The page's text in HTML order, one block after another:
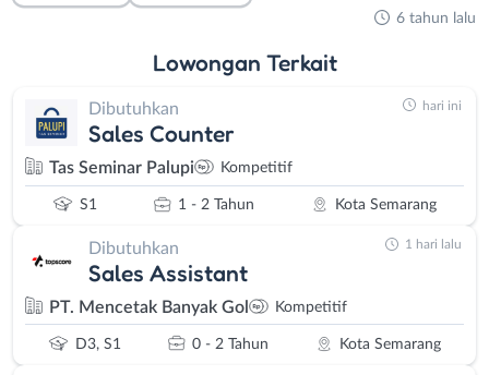
6 tahun lalu
Lowongan Terkait
Dibutuhkan
Sales Counter
Tas Seminar Palupi Kompetitif
S1 1 - 2 Tahun Kota Semarang
hari ini
Dibutuhkan
Sales Assistant
PT. Mencetak Banyak Gol Kompetitif
D3, S1 0 - 2 Tahun Kota Semarang
1 hari lalu